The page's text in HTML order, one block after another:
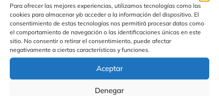
Para ofrecer las mejores experiencias, utilizamos tecnologías como las
cookies para almacenar y/o acceder a la información del dispositivo. El
consentimiento de estas tecnologías nos permitirá procesar datos como
el comportamiento de navegación o las identificaciones únicas en este
sitio. No consentir o retirar el consentimiento, puede afectar
negativamente a ciertas características y funciones.
Aceptar
Denegar
Incluye 10 piezas geométricas de diferentes formas y
materiales, decoradas con simpáticos detalles de personajes
que estimulan la imaginación.
Las 16 tarjetas de retos proponen actividades guiadas que
ayudan a desarrollar la lógica, la concentración y la resolución
También permite el juego libre, fomentando la creatividad y la